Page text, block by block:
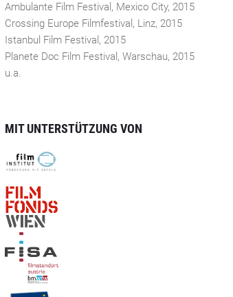
Ambulante Film Festival, Mexico City, 2015
Crossing Europe Filmfestival, Linz, 2015
Istanbul Film Festival, 2015
Planete Doc Film Festival, Warschau, 2015
u.a.
MIT UNTERSTÜTZUNG VON